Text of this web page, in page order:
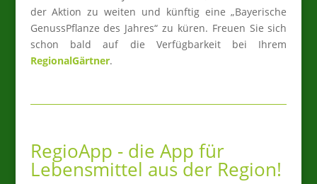
der Aktion zu weiten und künftig eine „Bayerische
GenussPflanze des Jahres“ zu küren. Freuen Sie sich
schon
bald auf die Verfügbarkeit bei
Ihrem
RegionalGärtner.
RegioApp - die App für
Lebensmittel aus der Region!